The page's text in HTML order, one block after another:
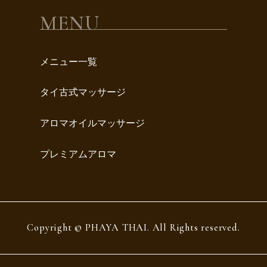
MENU
メニュー一覧
タイ古式マッサージ
アロマオイルマッサージ
プレミアムアロマ
Copyright © PHAYA THAI. All Rights reserved.